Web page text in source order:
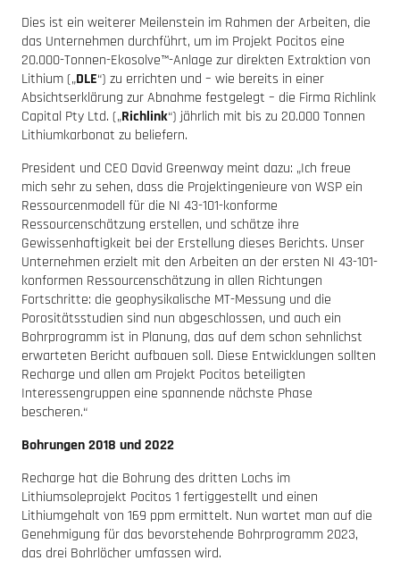
Dies ist ein weiterer Meilenstein im Rahmen der Arbeiten, die
das Unternehmen durchführt, um im Projekt Pocitos eine
20.000-Tonnen-Ekosolve™-Anlage zur direkten Extraktion von
Lithium („DLE“) zu errichten und – wie bereits in einer
Absichtserklärung zur Abnahme festgelegt – die Firma Richlink
Capital Pty Ltd. („Richlink“) jährlich mit bis zu 20.000 Tonnen
Lithiumkarbonat zu beliefern.
President und CEO David Greenway meint dazu: „Ich freue
mich sehr zu sehen, dass die Projektingenieure von WSP ein
Ressourcenmodell für die NI 43-101-konforme
Ressourcenschätzung erstellen, und schätze ihre
Gewissenhaftigkeit bei der Erstellung dieses Berichts. Unser
Unternehmen erzielt mit den Arbeiten an der ersten NI 43-101-
konformen Ressourcenschätzung in allen Richtungen
Fortschritte: die geophysikalische MT-Messung und die
Porositätsstudien sind nun abgeschlossen, und auch ein
Bohrprogramm ist in Planung, das auf dem schon sehnlichst
erwarteten Bericht aufbauen soll. Diese Entwicklungen sollten
Recharge und allen am Projekt Pocitos beteiligten
Interessengruppen eine spannende nächste Phase
bescheren.“
Bohrungen 2018 und 2022
Recharge hat die Bohrung des dritten Lochs im
Lithiumsoleprojekt Pocitos 1 fertiggestellt und einen
Lithiumgehalt von 169 ppm ermittelt. Nun wartet man auf die
Genehmigung für das bevorstehende Bohrprogramm 2023,
das drei Bohrlöcher umfassen wird.